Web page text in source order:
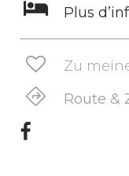
Plus
Zu
Route &